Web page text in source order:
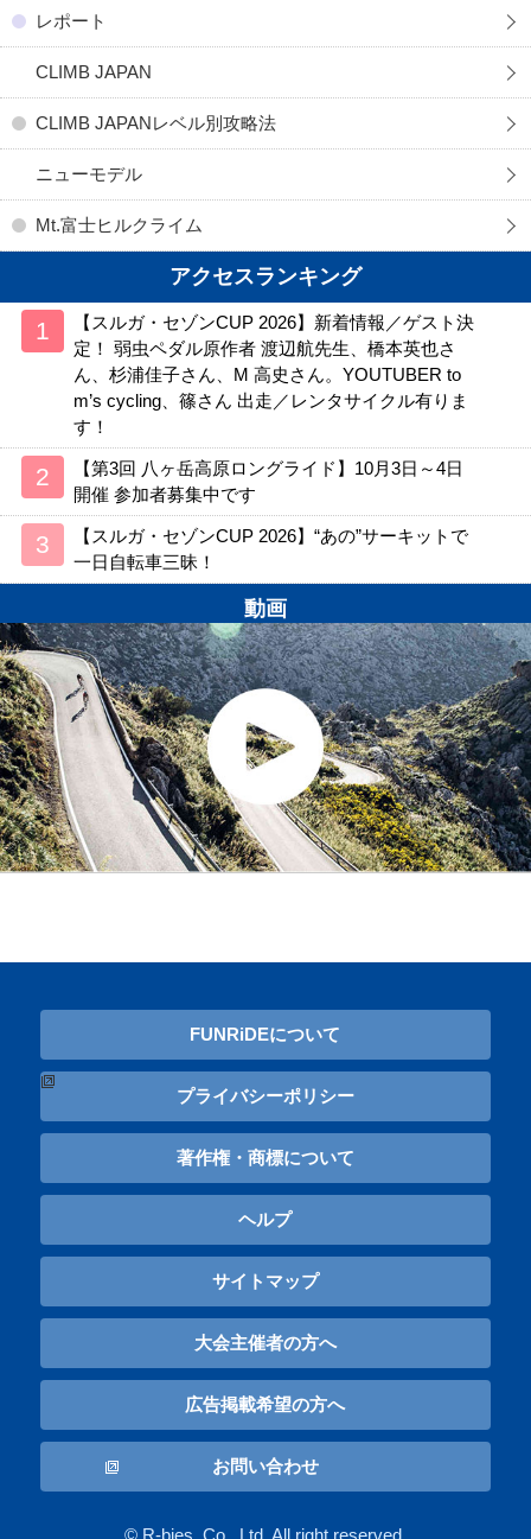
レポート
CLIMB JAPAN
CLIMB JAPANレベル別攻略法
ニューモデル
Mt.富士ヒルクライム
アクセスランキング
【スルガ・セゾンCUP 2026】新着情報／ゲスト決
定！ 弱虫ペダル原作者 渡辺航先生、橋本英也さ
ん、杉浦佳子さん、M 高史さん。YOUTUBER to
m’s cycling、篠さん 出走／レンタサイクル有りま
す！
【第3回 八ヶ岳高原ロングライド】10月3日～4日
開催 参加者募集中です
【スルガ・セゾンCUP 2026】“あの”サーキットで
一日自転車三昧！
動画
FUNRiDEについて
プライバシーポリシー
著作権・商標について
ヘルプ
サイトマップ
大会主催者の方へ
広告掲載希望の方へ
お問い合わせ
© R-bies, Co., Ltd. All right reserved.